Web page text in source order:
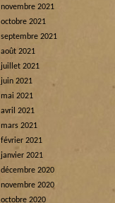
novembre 2021
octobre 2021
septembre 2021
août 2021
juillet 2021
juin 2021
mai 2021
avril 2021
mars 2021
février 2021
janvier 2021
décembre 2020
novembre 2020
octobre 2020